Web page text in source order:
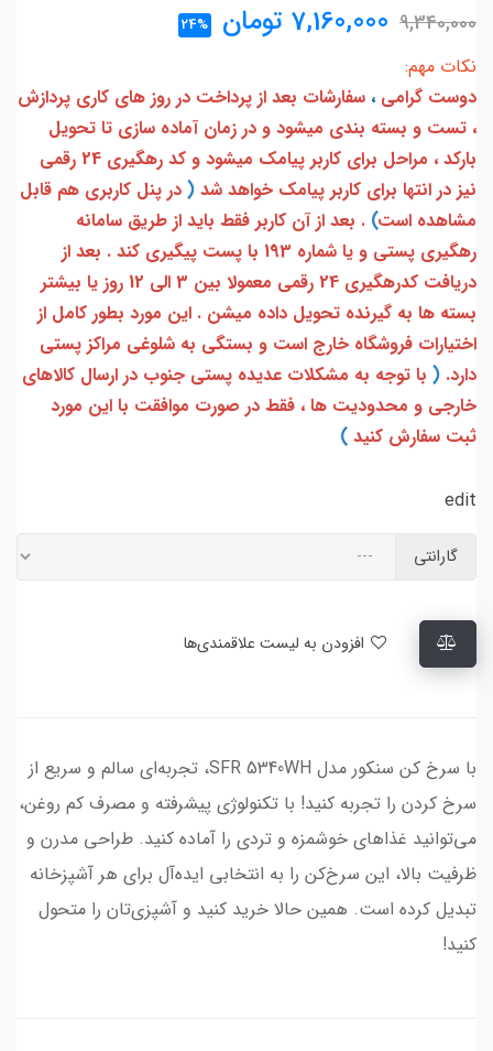
9,340,000
7,160,000 تومان 24%
نکات مهم:
دوست گرامی ، سفارشات بعد از پرداخت در روز های کاری پردازش
، تست و بسته بندی میشود و در زمان آماده سازی تا تحویل
بارکد ، مراحل برای کاربر پیامک میشود و کد رهگیری 24 رقمی
نیز در انتها برای کاربر پیامک خواهد شد ( در پنل کاربری هم قابل
مشاهده است) . بعد از آن کاربر فقط باید از طریق سامانه
رهگیری پستی و یا شماره 193 با پست پیگیری کند . بعد از
دریافت کدرهگیری 24 رقمی معمولا بین 3 الی 12 روز یا بیشتر
بسته ها به گیرنده تحویل داده میشن . این مورد بطور کامل از
اختیارات فروشگاه خارج است و بستگی به شلوغی مراکز پستی
دارد. ( با توجه به مشکلات عدیده پستی جنوب در ارسال کالاهای
خارجی و محدودیت ها ، فقط در صورت موافقت با این مورد
ثبت سفارش کنید )
edit
گارانتی
با سرخ کن سنکور مدل SFR 5340WH، تجربه‌ای سالم و سریع از
سرخ‌ کردن را تجربه کنید! با تکنولوژی پیشرفته و مصرف کم روغن،
می‌توانید غذاهای خوشمزه و تردی را آماده کنید. طراحی مدرن و
ظرفیت بالا، این سرخ‌کن را به انتخابی ایده‌آل برای هر آشپزخانه
تبدیل کرده است. همین حالا خرید کنید و آشپزی‌تان را متحول
کنید!